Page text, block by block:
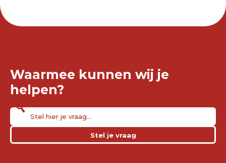
Waarmee kunnen wij je
helpen?
Stel je vraag